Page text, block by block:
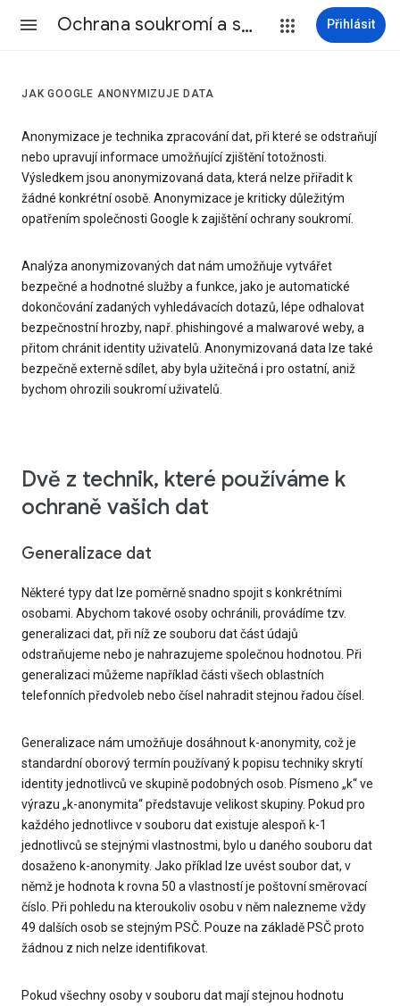
Ochrana soukromí a smluvní podmínky Přihlásit
JAK GOOGLE ANONYMIZUJE DATA
Anonymizace je technika zpracování dat, při které se odstraňují
nebo upravují informace umožňující zjištění totožnosti.
Výsledkem jsou anonymizovaná data, která nelze přiřadit k
žádné konkrétní osobě. Anonymizace je kriticky důležitým
opatřením společnosti Google k zajištění ochrany soukromí.
Analýza anonymizovaných dat nám umožňuje vytvářet
bezpečné a hodnotné služby a funkce, jako je automatické
dokončování zadaných vyhledávacích dotazů, lépe odhalovat
bezpečnostní hrozby, např. phishingové a malwarové weby, a
přitom chránit identity uživatelů. Anonymizovaná data lze také
bezpečně externě sdílet, aby byla užitečná i pro ostatní, aniž
bychom ohrozili soukromí uživatelů.
Dvě z technik, které používáme k
ochraně vašich dat
Generalizace dat
Některé typy dat lze poměrně snadno spojit s konkrétními
osobami. Abychom takové osoby ochránili, provádíme tzv.
generalizaci dat, při níž ze souboru dat část údajů
odstraňujeme nebo je nahrazujeme společnou hodnotou. Při
generalizaci můžeme například části všech oblastních
telefonních předvoleb nebo čísel nahradit stejnou řadou čísel.
Generalizace nám umožňuje dosáhnout k-anonymity, což je
standardní oborový termín používaný k popisu techniky skrytí
identity jednotlivců ve skupině podobných osob. Písmeno „k“ ve
výrazu „k-anonymita“ představuje velikost skupiny. Pokud pro
každého jednotlivce v souboru dat existuje alespoň k-1
jednotlivců se stejnými vlastnostmi, bylo u daného souboru dat
dosaženo k-anonymity. Jako příklad lze uvést soubor dat, v
němž je hodnota k rovna 50 a vlastností je poštovní směrovací
číslo. Při pohledu na kteroukoliv osobu v něm nalezneme vždy
49 dalších osob se stejným PSČ. Pouze na základě PSČ proto
žádnou z nich nelze identifikovat.
Pokud všechny osoby v souboru dat mají stejnou hodnotu